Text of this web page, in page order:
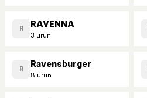
R RAVENNA
3 ürün
R Ravensburger
8 ürün